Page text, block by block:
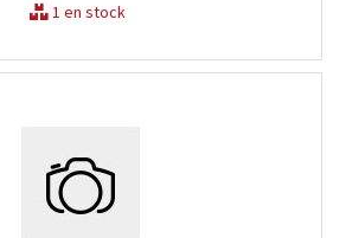
1 en stock